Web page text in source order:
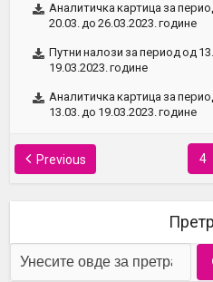
Аналитичка картица за
20.03. до 26.03.2023. године
Путни налози за период од
19.03.2023. године
Аналитичка картица за
13.03. до 19.03.2023. године
Previous 4